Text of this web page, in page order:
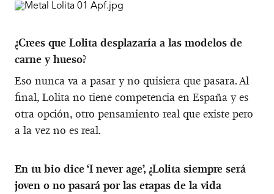
¿Crees que Lolita desplazaría a las modelos de
carne y hueso?
Eso nunca va a pasar y no quisiera que pasara. Al
final, Lolita no tiene competencia en España y es
otra opción, otro pensamiento real que existe pero
a la vez no es real.
En tu bio dice ‘I never age’, ¿Lolita siempre será
joven o no pasará por las etapas de la vida